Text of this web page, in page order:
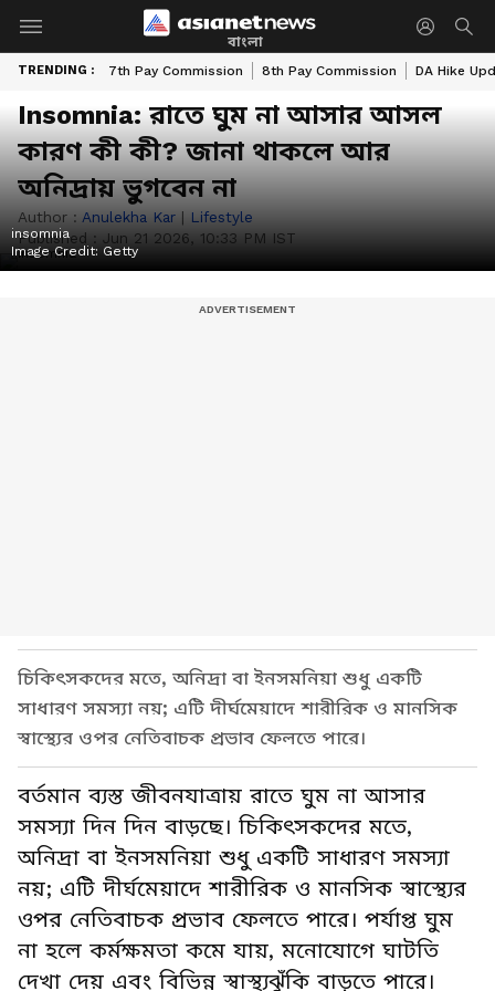
বাংলা
TRENDING : 7th Pay Commission 8th Pay Commission DA Hike
Insomnia: রাতে ঘুম না আসার আসল
কারণ কী কী? জানা থাকলে আর
অনিদ্রায় ভুগবেন না
Author : Anulekha Kar | Lifestyle
Published : Jun 21 2026, 10:33 PM IST
insomnia
Image Credit: Getty
চিকিৎসকদের মতে, অনিদ্রা বা ইনসমনিয়া শুধু একটি
সাধারণ সমস্যা নয়; এটি দীর্ঘমেয়াদে শারীরিক ও মানসিক
স্বাস্থ্যের ওপর নেতিবাচক প্রভাব ফেলতে পারে।
বর্তমান ব্যস্ত জীবনযাত্রায় রাতে ঘুম না আসার
সমস্যা দিন দিন বাড়ছে। চিকিৎসকদের মতে,
অনিদ্রা বা ইনসমনিয়া শুধু একটি সাধারণ সমস্যা
নয়; এটি দীর্ঘমেয়াদে শারীরিক ও মানসিক স্বাস্থ্যের
ওপর নেতিবাচক প্রভাব ফেলতে পারে। পর্যাপ্ত ঘুম
না হলে কর্মক্ষমতা কমে যায়, মনোযোগে ঘাটতি
দেখা দেয় এবং বিভিন্ন স্বাস্থ্যঝুঁকি বাড়তে পারে।